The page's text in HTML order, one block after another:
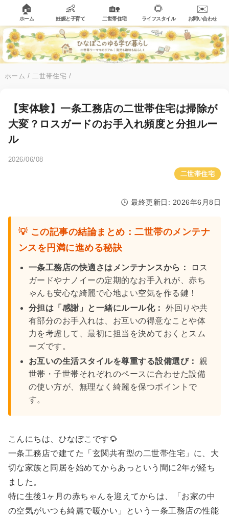
🏠
ホーム
👶
妊娠と子育て
🏡
二世帯住宅
🌻
ライフスタイル
✉️
お問い合わせ
ホーム / 二世帯住宅 /
【実体験】一条工務店の二世帯住宅は掃除が
大変？ロスガードのお手入れ頻度と分担ルー
ル
2026/06/08
二世帯住宅
🕒 最終更新日: 2026年6月8日
💡 この記事の結論まとめ：二世帯のメンテナ
ンスを円満に進める秘訣
一条工務店の快適さはメンテナンスから：
ロス
ガードやナノイーの定期的なお手入れが、赤ち
ゃんも安心な綺麗で心地よい空気を作る鍵！
分担は「感謝」と一緒にルール化：
外回りや共
有部分のお手入れは、お互いの得意なことや体
力を考慮して、最初に担当を決めておくとスム
ーズです。
お互いの生活スタイルを尊重する設備選び：
親
世帯・子世帯それぞれのペースに合わせた設備
の使い方が、無理なく綺麗を保つポイントで
す。
こんにちは、ひなぽこです🌻
一条工務店で建てた「玄関共有型の二世帯住宅」に、大
切な家族と同居を始めてからあっという間に2年が経ち
ました。
特に生後1ヶ月の赤ちゃんを迎えてからは、「お家の中
の空気がいつも綺麗で暖かい」という一条工務店の性能